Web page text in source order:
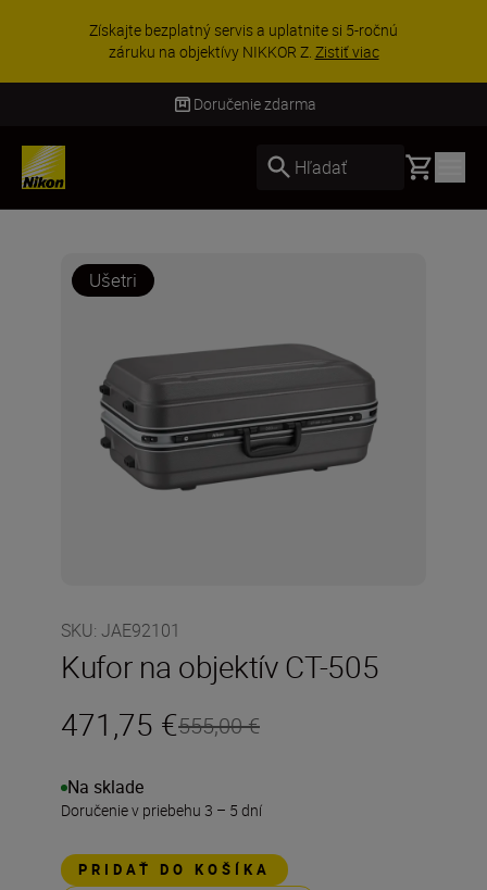
Získajte bezplatný servis a uplatnite si 5-ročnú
záruku na objektívy NIKKOR Z. Zistiť viac
Doručenie zdarma
Hľadať Basket
Ušetri
SKU: JAE92101
Kufor na objektív CT-505
471,75 €555,00 €
Na sklade
Doručenie v priebehu 3 – 5 dní
PRIDAŤ DO KOŠÍKA